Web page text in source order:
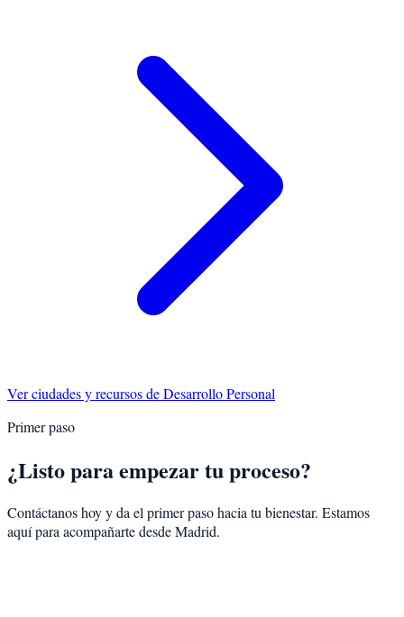
Ver ciudades y recursos deDesarrollo Personal
Primer paso
¿Listo para empezar tu proceso?
Contáctanos hoy y da el primer paso hacia tu bienestar. Estamos
aquí para acompañarte desdeMadrid.